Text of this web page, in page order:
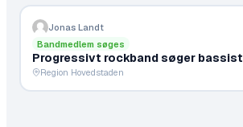
Jonas Landt
Bandmedlem søges
Progressivt rockband søger bassist
Region Hovedstaden